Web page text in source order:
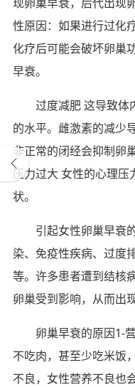
性原因：如果进行过化
化疗后可能会破坏卵巢
早衰。
过度减肥 这导致体
的水平。雌激素的减少
非正常的闭经会抑制卵
压力过大 女性的心理压
状。
引起女性卵巢早衰
染、免疫性疾病、过度
等。许多患者遭到结核
卵巢受到影响，从而出
卵巢早衰的原因1-
不吃肉，甚至少吃米饭
不良，女性营养不良也